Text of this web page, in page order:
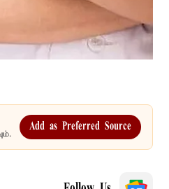
Add as Preferred Source